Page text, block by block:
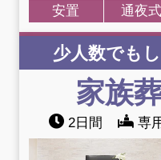
安置 通夜式
少人数でも
家族
2日間 専